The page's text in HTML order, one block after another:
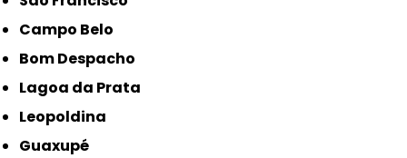
Campo Belo
Bom Despacho
Lagoa da Prata
Leopoldina
Guaxupé